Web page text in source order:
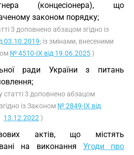
(концесіонера), що
законом порядку;
3 доповнено абзацом згідно із
03.10.2019; із змінами, внесеними
№ 4510-IX від 19.06.2025)
ради України з питань
статті 3 доповнено абзацом
із Законом № 2849-IX від
13.12.2022 )
актів, що містять
на виконання Угоди про